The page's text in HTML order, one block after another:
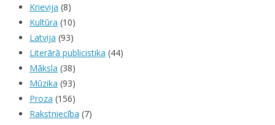
Krievija (8)
Kultūra (10)
Latvija (93)
Literārā publicistika (44)
Māksla (38)
Mūzika (93)
Proza (156)
Rakstniecība (7)